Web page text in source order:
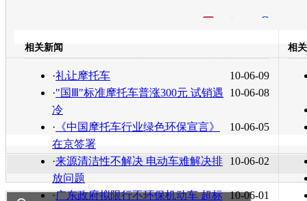
转发至：
相关新闻
10-06-09
·礼让摩托车
10-06-08
·"国Ⅲ"标准摩托车普涨300元 试销遇
冷
10-06-05
· 《中国摩托车行业绿色环保宣言》
在京签署
10-06-02
·来源清洁性不解决 电动车难解决排
放问题
10-06-01
·广东政府拟限行不环保机动车 超标
相